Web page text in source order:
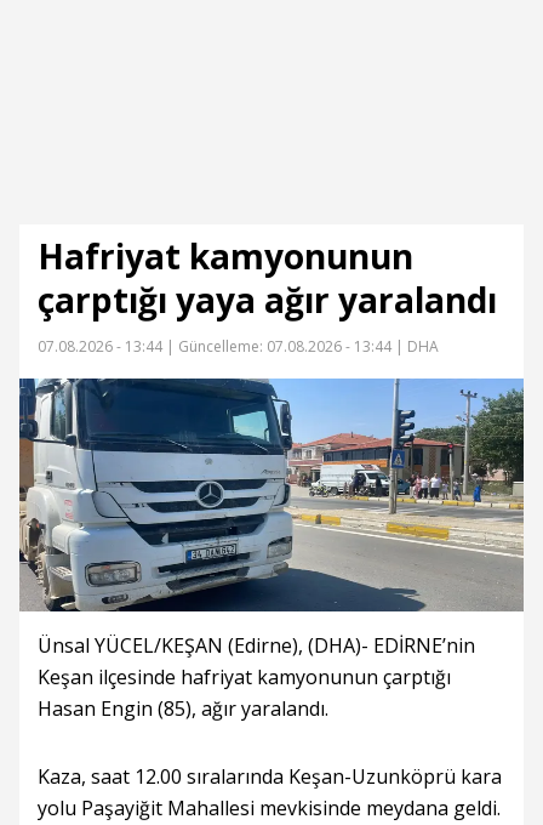
Hafriyat kamyonunun
çarptığı yaya ağır yaralandı
07.08.2026 - 13:44 | Güncelleme: 07.08.2026 - 13:44 | DHA
Ünsal YÜCEL/KEŞAN (Edirne), (DHA)- EDİRNE’nin
Keşan ilçesinde hafriyat kamyonunun çarptığı
Hasan Engin (85), ağır yaralandı.
Kaza, saat 12.00 sıralarında Keşan-Uzunköprü kara
yolu Paşayiğit Mahallesi mevkisinde meydana geldi.